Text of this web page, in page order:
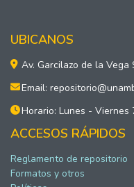
UBICANOS
Av. Garcilazo de la
Email:
Horario: Lunes - Viernes
ACCESOS RÁPIDOS
Reglamento de repositorio
Formatos y otros